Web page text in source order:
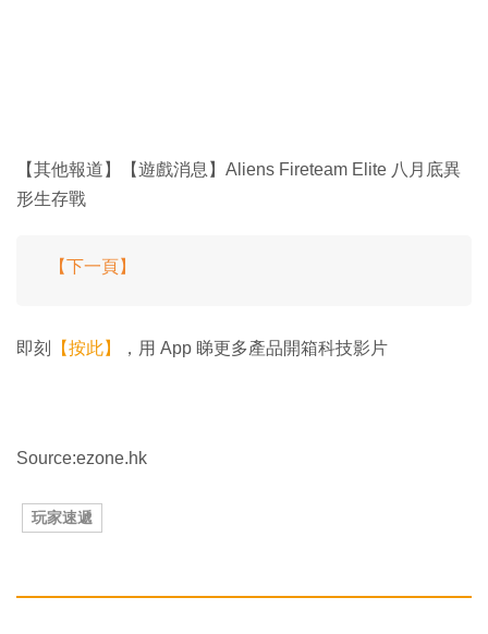
【其他報道】【遊戲消息】Aliens Fireteam Elite 八月底異
形生存戰
【下一頁】
即刻 【按此】 ，用 App 睇更多產品開箱科技影片
Source:ezone.hk
玩家速遞